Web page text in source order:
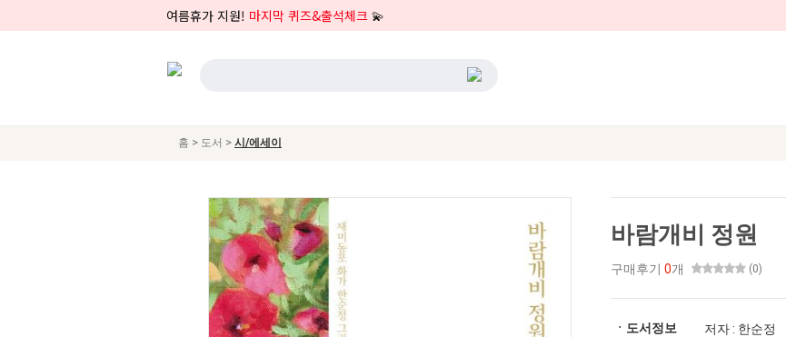
여름휴가 지원! 마지막 퀴즈&출석체크 💫
홈 > 도서 > 시/에세이
바람개비 정원
구매후기 0개 (0)
ㆍ도서정보
저자 : 한순정